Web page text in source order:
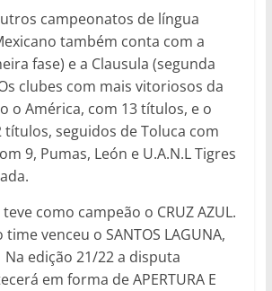
campeonatos de língua
também conta com a
fase) e a Clausula (segunda
clubes com mais vitoriosos da
o América, com 13 títulos, e o
títulos, seguidos de Toluca com
9, Pumas, León e U.A.N.L Tigres
como campeão o CRUZ AZUL.
venceu o SANTOS LAGUNA,
edição 21/22 a disputa
em forma de APERTURA E